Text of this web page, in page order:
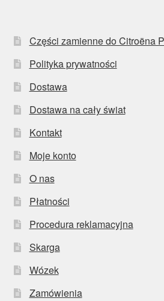
Części zamienne do Citroëna
Polityka prywatności
Dostawa
Dostawa na cały świat
Kontakt
Moje konto
O nas
Płatności
Procedura reklamacyjna
Skarga
Wózek
Zamówienia